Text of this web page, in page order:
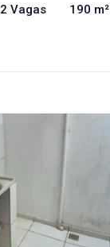
2 Vagas 190 m²